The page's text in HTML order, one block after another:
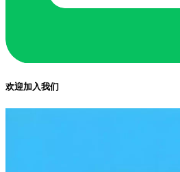
欢迎加入我们